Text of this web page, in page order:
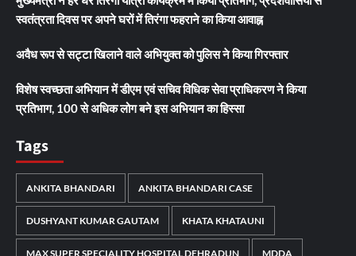
स्वतंत्रता दिवस पर अपने घरों में तिरंगा फहराने का किया आवाह्न
अवैध रूप से सट्टा खिलाने वाले अभियुक्त को पुलिस ने किया गिरफ्तार
विशेष स्वच्छता अभियान में डीएम एवं सचिव विधिक सेवा प्राधिकरण ने किया
प्रतिभाग, 100 से अधिक लोग बने इस अभियान का हिस्सा
Tags
ANKITA BHANDARI ANKITA BHANDARI CASE
DUSHYANT KUMAR GAUTAM KHATA KHATAUNI
MAX SUPER SPECIALITY HOSPITAL DEHRADUN MDDA